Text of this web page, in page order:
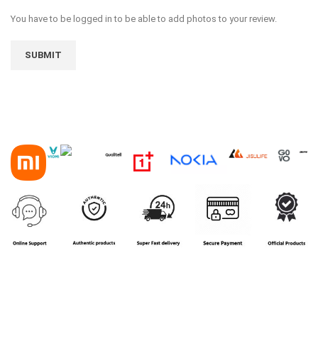
You have to be logged in to be able to add photos to your review.